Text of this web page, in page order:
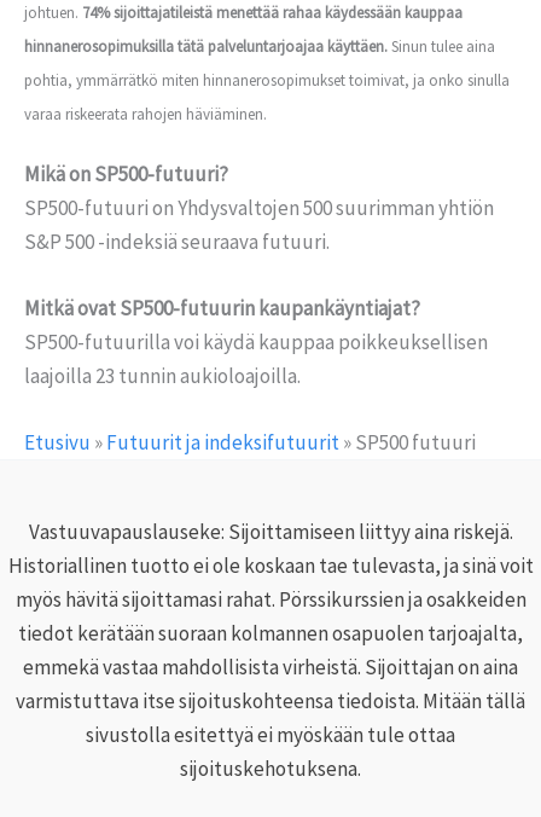
johtuen. 74% sijoittajatileistä menettää rahaa käydessään kauppaa
hinnanerosopimuksilla tätä palveluntarjoajaa käyttäen.Sinun tulee aina
pohtia, ymmärrätkö miten hinnanerosopimukset toimivat, ja onko sinulla
varaa riskeerata rahojen häviäminen.
Mikä on SP500-futuuri?
SP500-futuuri on Yhdysvaltojen 500 suurimman yhtiön
S&P 500 -indeksiä seuraava futuuri.
Mitkä ovat SP500-futuurin kaupankäyntiajat?
SP500-futuurilla voi käydä kauppaa poikkeuksellisen
laajoilla 23 tunnin aukioloajoilla.
Etusivu »Futuurit ja indeksifutuurit»SP500 futuuri
Vastuuvapauslauseke: Sijoittamiseen liittyy aina riskejä.
Historiallinen tuotto ei ole koskaan tae tulevasta, ja sinä voit
myös hävitä sijoittamasi rahat. Pörssikurssien ja osakkeiden
tiedot kerätään suoraan kolmannen osapuolen tarjoajalta,
emmekä vastaa mahdollisista virheistä. Sijoittajan on aina
varmistuttava itse sijoituskohteensa tiedoista. Mitään tällä
sivustolla esitettyä ei myöskään tule ottaa
sijoituskehotuksena.